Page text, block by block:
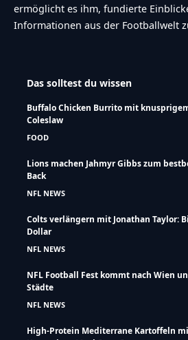
ermöglicht es ihm, fundierte
Informationen aus der Footballwelt
Das solltest du wissen
Buffalo Chicken Burrito mit
Coleslaw
FOOD
Lions machen Jahmyr Gibbs zum
Back
NFL NEWS
Colts verlängern mit Jonathan Taylor:
Dollar
NFL NEWS
NFL Football Fest kommt nach Wien
Städte
NFL NEWS
High-Protein Mediterrane Kartoffeln